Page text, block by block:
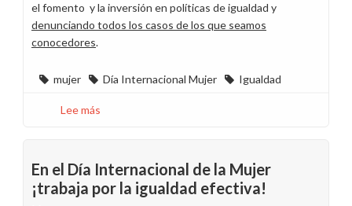
el fomento y la inversión en políticas de igualdad y
denunciando todos los casos de los que seamos
conocedores.
mujer Día Internacional Mujer Igualdad
Lee más
Día
Internacional
de
En el Día Internacional de la Mujer
¡trabaja por la igualdad efectiva!